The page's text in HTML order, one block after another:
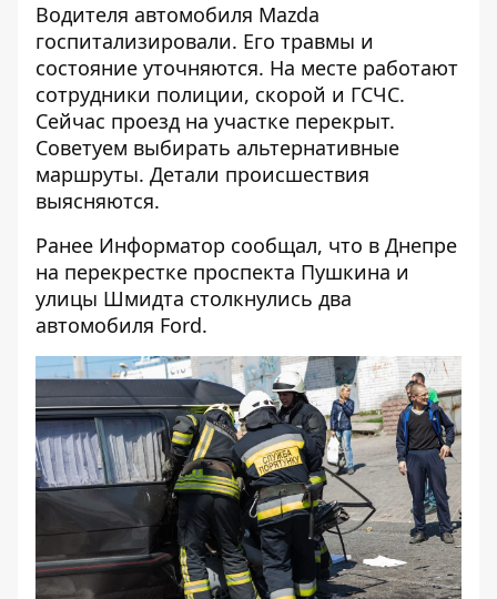
Водителя автомобиля Mazda
госпитализировали. Его травмы и
состояние уточняются. На месте работают
сотрудники полиции, скорой и ГСЧС.
Сейчас проезд на участке перекрыт.
Советуем выбирать альтернативные
маршруты. Детали происшествия
выясняются.
Ранее Информатор сообщал, что в Днепре
на перекрестке проспекта Пушкина и
улицы Шмидта столкнулись два
автомобиля Ford.